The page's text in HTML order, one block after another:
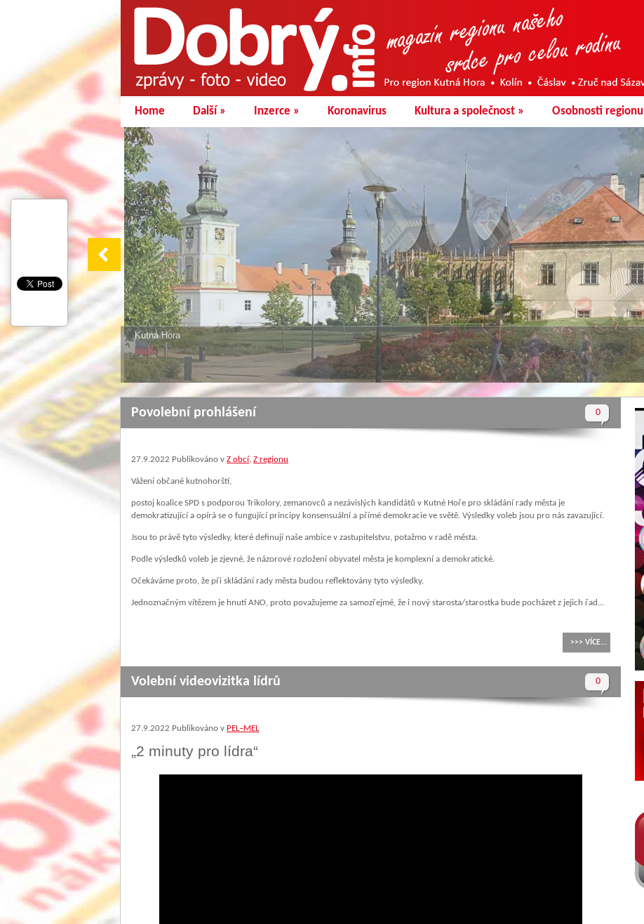
Home Další » Inzerce » Koronavirus Kultura a společnost » Osobnosti regionu
Čáslav
0
Povolební prohlášení
27.9.2022 Publikováno v Z obcí, Z regionu
Vážení občané kutnohorští,
postoj koalice SPD s podporou Trikolory, zemanovců a nezávislých kandidátů v Kutné Hoře pro skládání rady města je
demokratizující a opírá se o fungující principy konsensuální a přímé demokracie ve světě. Výsledky voleb jsou pro nás zavazující.
Jsou to právě tyto výsledky, které definují naše ambice v zastupitelstvu, potažmo v radě města.
Podle výsledků voleb je zjevné, že názorové rozložení obyvatel města je komplexní a demokratické.
Očekáváme proto, že při skládání rady města budou reflektovány tyto výsledky.
Jednoznačným vítězem je hnutí ANO, proto považujeme za samozřejmé, že i nový starosta/starostka bude pocházet z jejich řad...
>>> VÍCE...
0
Volební videovizitka lídrů
27.9.2022 Publikováno v PEL–MEL
„2 minuty pro lídra“